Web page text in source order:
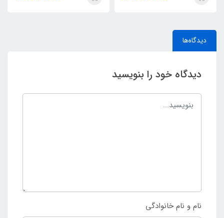
دیدگاه‌ها
دیدگاه خود را بنویسید
نام و نام خانوادگی